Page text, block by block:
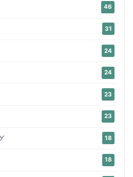
46
31
24
24
23
23
18
18